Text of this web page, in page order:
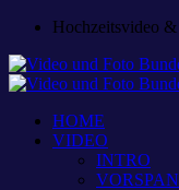
Zum
springen
Hochzeitsvideo
HOME
VIDEO
INTRO